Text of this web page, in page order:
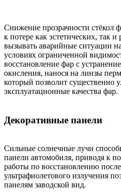
Снижение прозрачности стёкол
к потере как эстетических, так
вызывать аварийные ситуации
условиях ограниченной
восстановление фар с
окисления, нанося на линзы
который позволит существенно
эксплуатационные качества фар.
Декоративные панели
Сильные солнечные лучи
панели автомобиля, приводя к
работы по восстановлению
ультрафиолетового излучения
панелям заводской вид.